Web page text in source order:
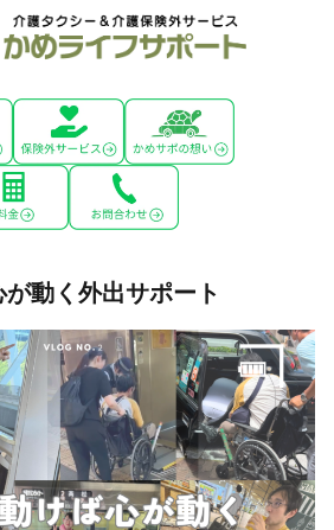
動く外出サポート